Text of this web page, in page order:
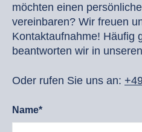
möchten einen
vereinbaren? Wir freuen
Kontaktaufnahme! Häufig
beantworten wir in unseren
Oder rufen Sie uns an:
Name*